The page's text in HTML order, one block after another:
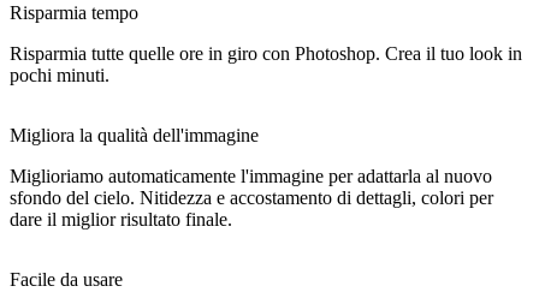
Risparmia tempo
Risparmia tutte quelle ore in giro con Photoshop. Crea il tuo look in
pochi minuti.
Migliora la qualità dell'immagine
Miglioriamo automaticamente l'immagine per adattarla al nuovo
sfondo del cielo. Nitidezza e accostamento di dettagli, colori per
dare il miglior risultato finale.
Facile da usare